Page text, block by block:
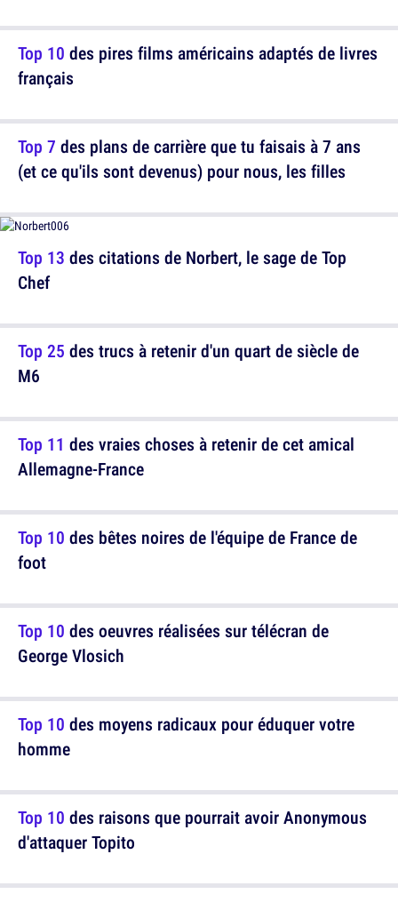
Top 10 des pires films américains adaptés de livres
français
Top 13 des citations de Norbert, le sage de Top
Chef
Top 11 des vraies choses à retenir de cet amical
Allemagne-France
Top 10 des oeuvres réalisées sur télécran de
George Vlosich
Top 10 des raisons que pourrait avoir Anonymous
d'attaquer Topito
Top 7 des plans de carrière que tu faisais à 7 ans
(et ce qu'ils sont devenus) pour nous, les filles
Top 25 des trucs à retenir d'un quart de siècle de
M6
Top 10 des bêtes noires de l'équipe de France de
foot
Top 10 des moyens radicaux pour éduquer votre
homme